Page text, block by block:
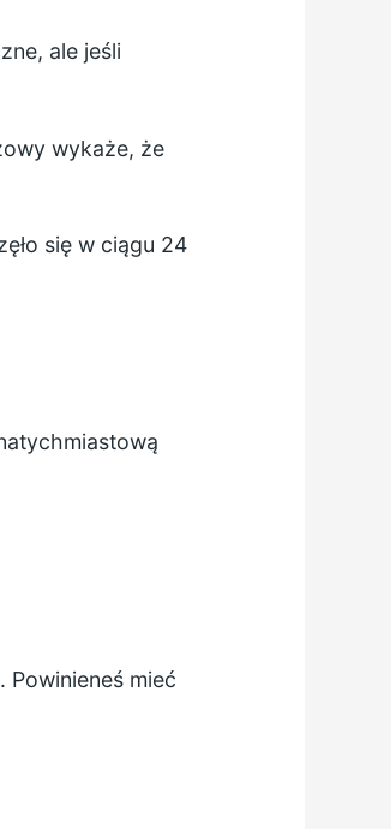
ale jeśli
wykaże, że
się w ciągu 24
mieć